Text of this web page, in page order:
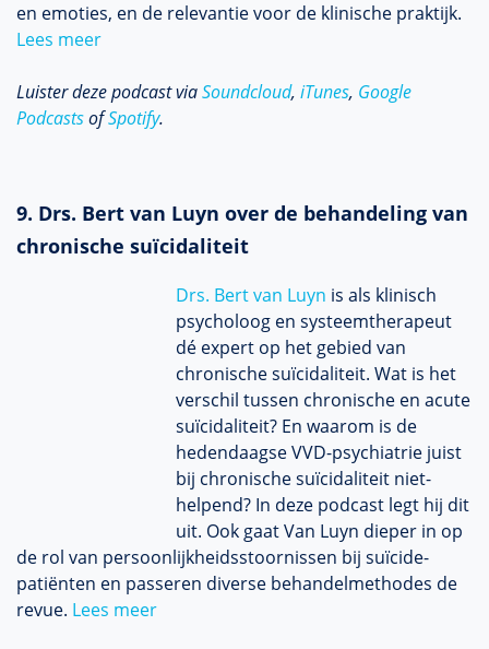
en emoties, en de relevantie voor de klinische praktijk.
Lees meer
Luister deze podcast viaSoundcloud, iTunes, Google
PodcastsofSpotify.
9. Drs. Bert van Luyn over de behandeling van
chronische suïcidaliteit
Drs. Bert van Luyn is als klinisch
psycholoog en systeemtherapeut
dé expert op het gebied van
chronische suïcidaliteit. Wat is het
verschil tussen chronische en acute
suïcidaliteit? En waarom is de
hedendaagse VVD-psychiatrie juist
bij chronische suïcidaliteit niet-
helpend? In deze podcast legt hij dit
uit. Ook gaat Van Luyn dieper in op
de rol van persoonlijkheidsstoornissen bij suïcide-
patiënten en passeren diverse behandelmethodes de
revue. Lees meer